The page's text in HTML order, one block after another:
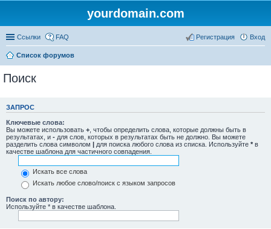
yourdomain.com
Ссылки FAQ Вход
Регистрация
Список форумов
Поиск
ЗАПРОС
Ключевые слова:
Вы можете использовать + , чтобы определить слова, которые должны быть в
результатах, и - для слов, которых в результатах быть не должно. Вы можете
разделить слова символом | для поиска любого слова из списка. Используйте * в
качестве шаблона для частичного совпадения.
Искать все слова
Искать любое слово/поиск с языком запросов
Поиск по автору:
Используйте * в качестве шаблона.